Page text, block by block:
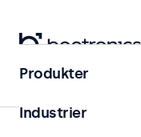
Hjem
Produkter
Industrier